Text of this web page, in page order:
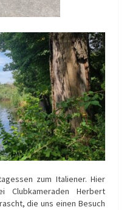
zum Italiener. Hier
Herbert
die uns einen Besuch